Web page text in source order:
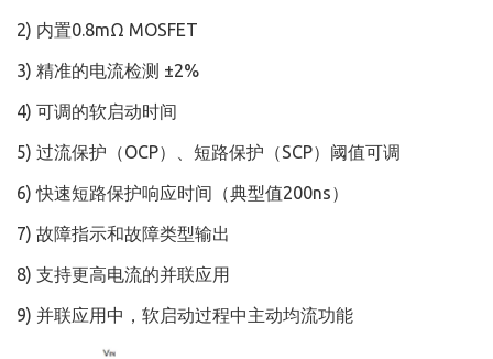
2) 内置0.8mΩ MOSFET
3) 精准的电流检测 ±2%
4) 可调的软启动时间
5) 过流保护（OCP）、短路保护（SCP）阈值可调
6) 快速短路保护响应时间（典型值200ns）
7) 故障指示和故障类型输出
8) 支持更高电流的并联应用
9) 并联应用中，软启动过程中主动均流功能